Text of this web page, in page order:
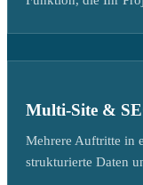
Multi-Site &
Mehrere Auftritte in
strukturierte Daten